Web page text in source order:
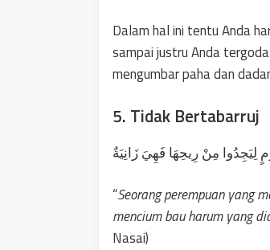
Dalam hal ini tentu Anda
sampai justru Anda
mengumbar paha dan
5. Tidak Bertabarruj
مِنْ رِيحِهَا فَهِيَ زَانِيَةٌ
“Seorang perempuan yang
mencium bau harum yang
Nasai)